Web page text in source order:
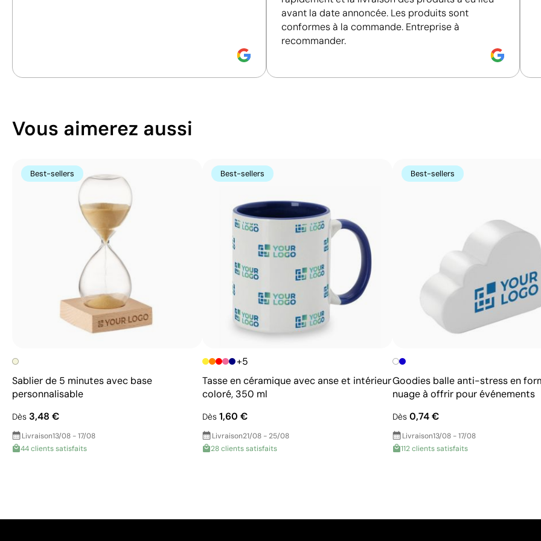
Impression de petits détails sur des surfaces
Possibilité d’impression avec couleurs Pantone®
irrégulières
Bonne définition des textes et logos
Prix compétitifs pour les grandes quantités
avant la date annoncée. Les produits sont
conformes à la commande. Entreprise à
recommander.
Vous aimerez aussi
Best-sellers
Sablier de 5 minutes avec base
personnalisable
Dès 3,48 €
Livraison13/08 - 17/08
44 clients satisfaits
Best-sellers
+5
Tasse en céramique avec anse et intérieur
coloré, 350 ml
Dès1,60 €
Livraison21/08 - 25/08
28 clients satisfaits
Best-sellers
Goodies balle anti-stress en
nuage à offrir pour événements
Dès0,74 €
Livraison13/08 - 17/08
112 clients satisfaits